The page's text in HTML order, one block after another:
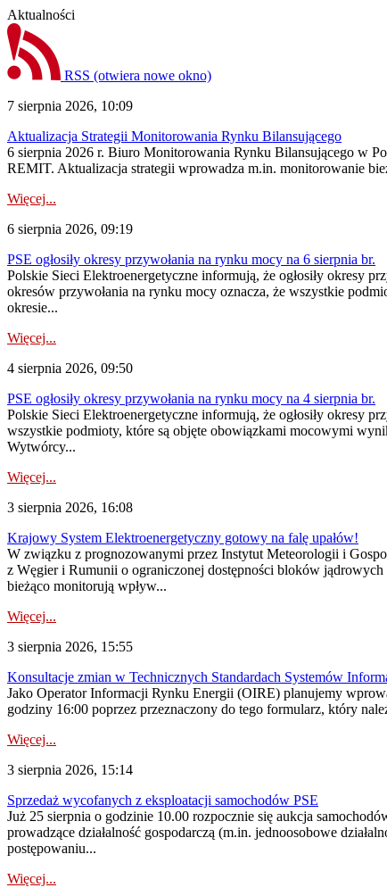
Aktualności
RSS (otwiera nowe okno)
7 sierpnia 2026, 10:09
Aktualizacja Strategii Monitorowania Rynku Bilansującego
6 sierpnia 2026 r. Biuro Monitorowania Rynku Bilansującego w
REMIT. Aktualizacja strategii wprowadza m.in. monitorowanie
Więcej...
6 sierpnia 2026, 09:19
PSE ogłosiły okresy przywołania na rynku mocy na 6 sierpnia br.
Polskie Sieci Elektroenergetyczne informują, że ogłosiły okresy
okresów przywołania na rynku mocy oznacza, że wszystkie
okresie...
Więcej...
4 sierpnia 2026, 09:50
PSE ogłosiły okresy przywołania na rynku mocy na 4 sierpnia br.
Polskie Sieci Elektroenergetyczne informują, że ogłosiły okresy
wszystkie podmioty, które są objęte obowiązkami mocowymi
Wytwórcy...
Więcej...
3 sierpnia 2026, 16:08
Krajowy System Elektroenergetyczny gotowy na falę upałów!
W związku z prognozowanymi przez Instytut Meteorologii i
z Węgier i Rumunii o ograniczonej dostępności bloków
bieżąco monitorują wpływ...
Więcej...
3 sierpnia 2026, 15:55
Konsultacje zmian w Technicznych Standardach Systemów
Jako Operator Informacji Rynku Energii (OIRE) planujemy
godziny 16:00 poprzez przeznaczony do tego formularz, który
Więcej...
3 sierpnia 2026, 15:14
Sprzedaż wycofanych z eksploatacji samochodów PSE
Już 25 sierpnia o godzinie 10.00 rozpocznie się aukcja
prowadzące działalność gospodarczą (m.in. jednoosobowe
postępowaniu...
Więcej...